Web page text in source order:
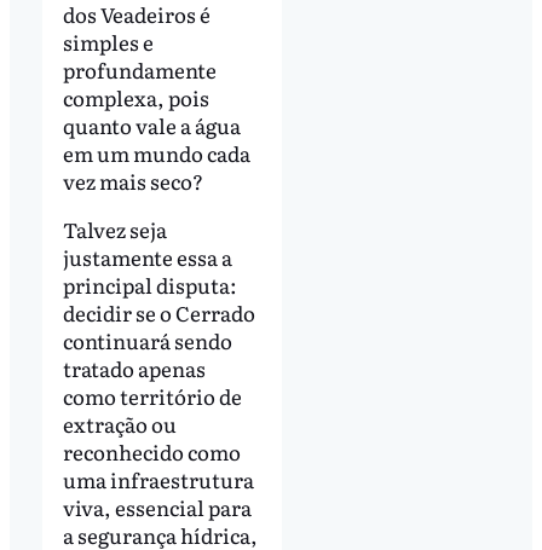
dos Veadeiros é
simples e
profundamente
complexa, pois
quanto vale a água
em um mundo cada
vez mais seco?
Talvez seja
justamente essa a
principal disputa:
decidir se o Cerrado
continuará sendo
tratado apenas
como território de
extração ou
reconhecido como
uma infraestrutura
viva, essencial para
a segurança hídrica,